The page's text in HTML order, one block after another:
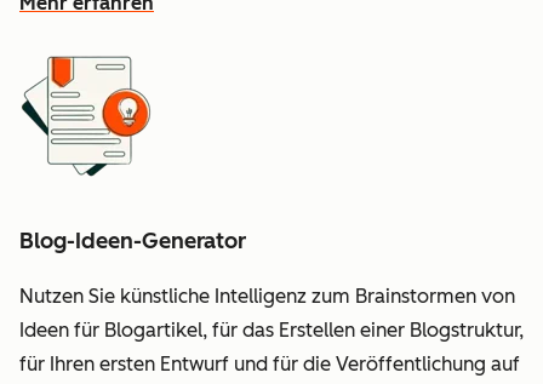
Blog-Ideen-Generator
Nutzen Sie künstliche Intelligenz zum Brainstormen von
Ideen für Blogartikel, für das Erstellen einer Blogstruktur,
für Ihren ersten Entwurf und für die Veröffentlichung auf